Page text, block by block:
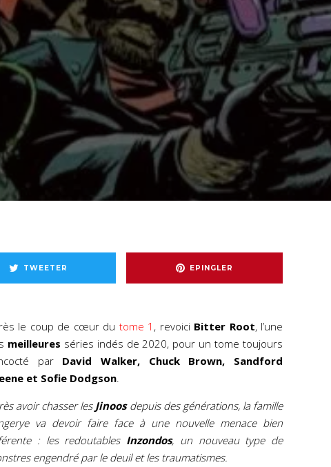
TWEETER EPINGLER
le coup de cœur du tome 1 , revoici Bitter Root, l’une
meilleures séries indés de 2020, pour un tome toujours
par David Walker, Chuck Brown, Sandford
et Sofie Dodgson.
avoir chasser lesJinoosdepuis des générations, la famille
va devoir faire face à une nouvelle menace bien
: les redoutables Inzondos, un nouveau type de
engendré par le deuil et les traumatismes.